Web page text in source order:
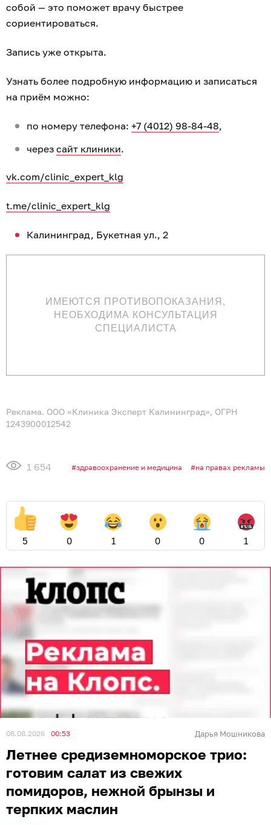
собой — это поможет врачу быстрее
сориентироваться.
Запись уже открыта.
Узнать более подробную информацию и записаться
на приём можно:
по номеру телефона: +7 (4012) 98-84-48,
через сайт клиники.
vk.com/clinic_expert_klg
t.me/clinic_expert_klg
Калининград, Букетная ул., 2
ИМЕЮТСЯ ПРОТИВОПОКАЗАНИЯ,
НЕОБХОДИМА КОНСУЛЬТАЦИЯ
СПЕЦИАЛИСТА
Реклама. ООО «Клиника Эксперт Калининград», ОГРН
1243900012542
1 654 здравоохранение и медицина на правах рекламы
5 0 1 0 0 1
08.08.2026 00:53 Дарья Мошникова
Летнее средиземноморское трио:
готовим салат из свежих
помидоров, нежной брынзы и
терпких маслин